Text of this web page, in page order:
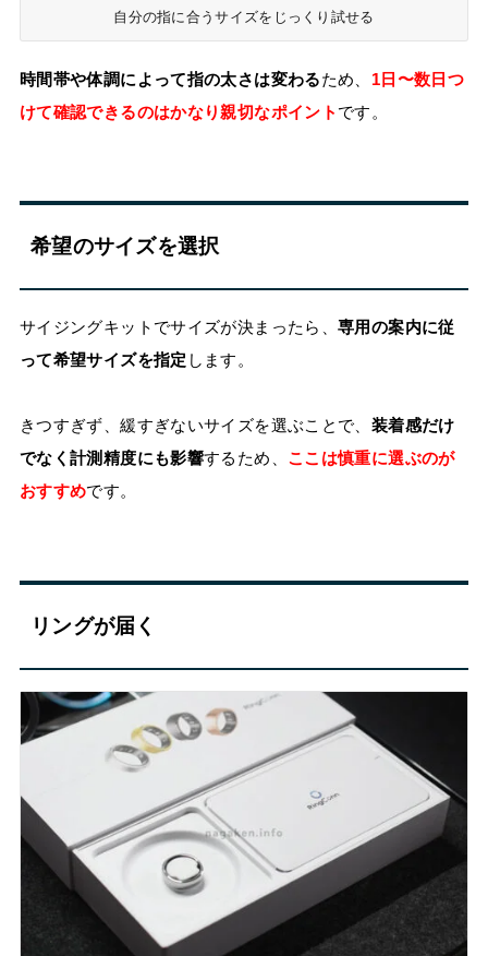
自分の指に合うサイズをじっくり試せる
時間帯や体調によって指の太さは変わるため、 1日〜数日つ
けて確認できるのはかなり親切なポイント です。
希望のサイズを選択
サイジングキットでサイズが決まったら、専用の案内に従
って希望サイズを指定 します。
きつすぎず、緩すぎないサイズを選ぶことで、 装着感だけ
でなく計測精度にも影響するため、 ここは慎重に選ぶのが
おすすめです。
リングが届く